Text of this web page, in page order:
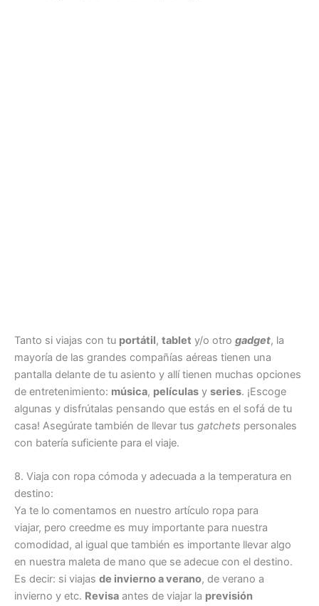
Tanto si viajas con tu portátil, tablet y/o otro gadget, la
mayoría de las grandes compañías aéreas tienen una
pantalla delante de tu asiento y allí tienen muchas opciones
de entretenimiento: música, películas y series. ¡Escoge
algunas y disfrútalas pensando que estás en el sofá de tu
casa! Asegúrate también de llevar tus gatchets personales
con batería suficiente para el viaje.
8. Viaja con ropa cómoda y adecuada a la temperatura en
destino:
Ya te lo comentamos en nuestro artículo ropa para
viajar, pero creedme es muy importante para nuestra
comodidad, al igual que también es importante llevar algo
en nuestra maleta de mano que se adecue con el destino.
Es decir: si viajas de invierno a verano, de verano a
invierno y etc. Revisa antes de viajar la previsión